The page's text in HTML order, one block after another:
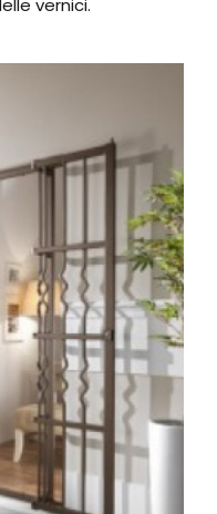
vernici.